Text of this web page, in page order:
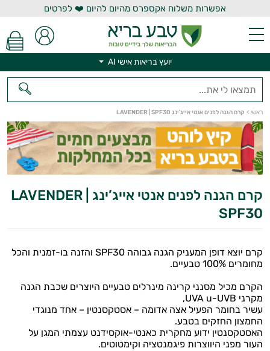
אפשרות משלוח אקספרס מהיום להיום ❤️ לפרטים
יועץ בריאות אישי AI
ראשי > קרם הגנה לפנים אנטי אייג’ינג LAVENDER | SPF30
קרם הגנה לפנים אנטי אייג’ינג LAVENDER |
SPF30
קרם יוצא דופן המעניק הגנה גבוהה SPF30 והזנה בו-זמנית והכל
מחומרים 100% טבעיים.
הקרם מכיל מסנני קרינה מינרלים טבעיים היוצרים שכבת הגנה
מקרני UVA u-UVB,
עשיר בחומר הפעיל אצה אדומה – אסטקסנטין – אחד מנוגדי
החמצון החזקים בטבע.
האסטקסנטין ידוע מחקרית כאנטי-אוקסידנט עצמתי המגן על
העור מפני היווצרות פיגמנטציה וקימטוטים.
יועץ בריאות אישי AI